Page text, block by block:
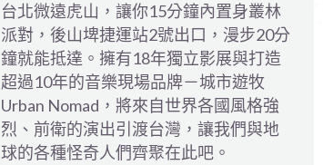
台北微遠虎山，讓你15分鐘內置身叢林
派對，後山埤捷運站2號出口，漫步20分
鐘就能抵達。擁有18年獨立影展與打造
超過10年的音樂現場品牌－城市遊牧
Urban Nomad，將來自世界各國風格強
烈、前衛的演出引渡台灣，讓我們與地
球的各種怪奇人們齊聚在此吧。